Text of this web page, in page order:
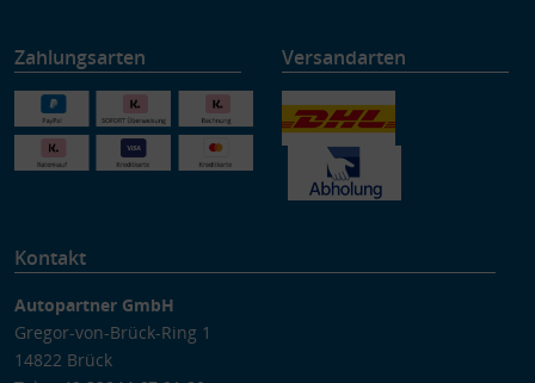
Zahlungsarten Versandarten
Kontakt
Autopartner GmbH
Gregor-von-Brück-Ring 1
14822 Brück